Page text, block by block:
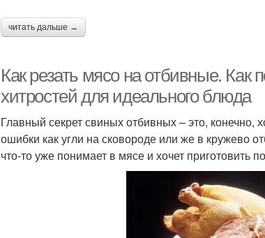
читать дальше →
Как резать мясо на отбивные.
хитростей для идеального блюда
Главный секрет свиных отбивных – это,
ошибки как угли на сковороде или же в кружево
что-то уже понимает в мясе и хочет приготовить